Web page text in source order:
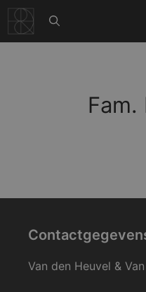
naar
de
Fam.
Van den Heuvel &